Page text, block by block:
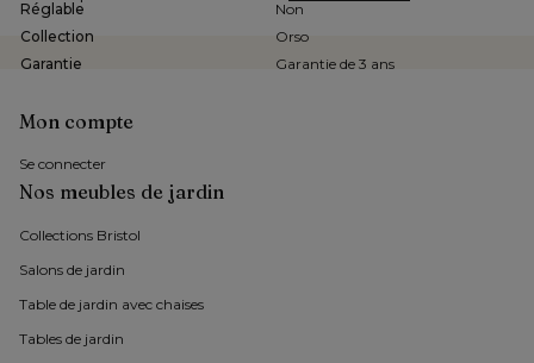
Réglable
Non
Collection
Orso
Garantie
Garantie de 3 ans
Nos meubles de jardin
Collections Bristol
Salons de jardin
Table de jardin avec chaises
Tables de jardin
Mon compte
Se connecter